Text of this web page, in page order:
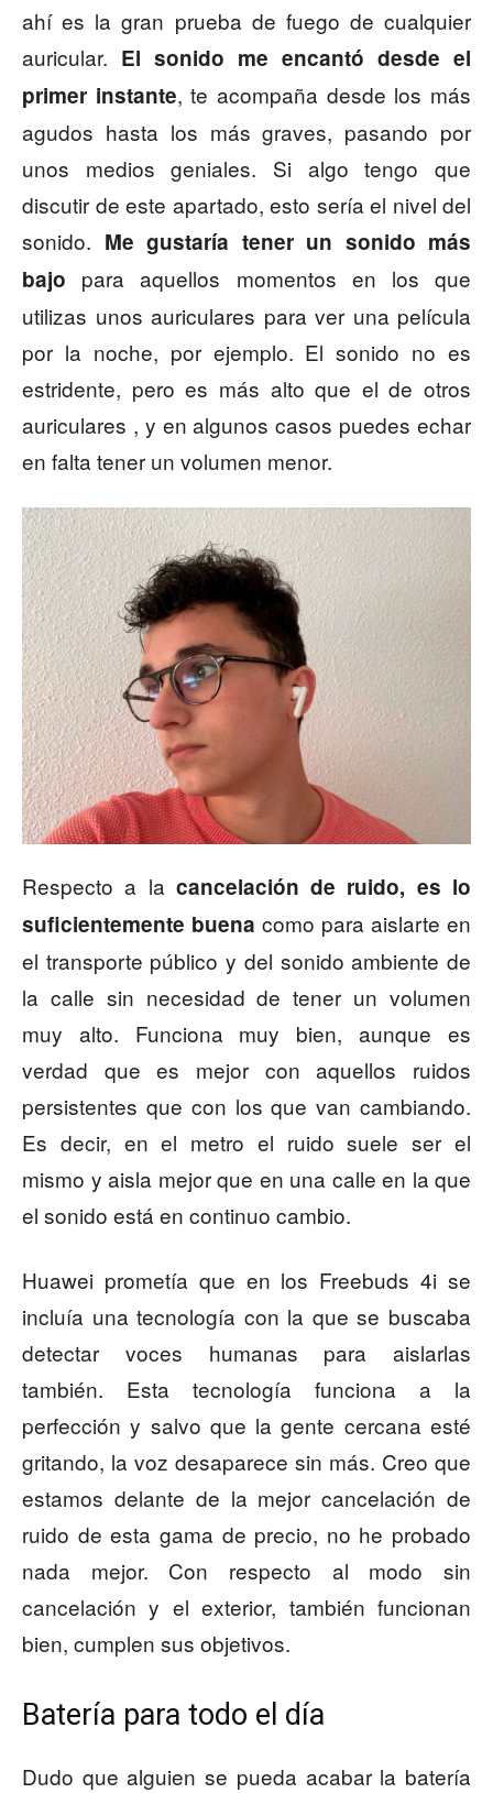
ahí es la gran prueba de fuego de cualquier
auricular. El sonido me encantó desde el
primer instante, te acompaña desde los más
agudos hasta los más graves, pasando por
unos medios geniales. Si algo tengo que
discutir de este apartado, esto sería el nivel del
sonido. Me gustaría tener un sonido más
bajo para aquellos momentos en los que
utilizas unos auriculares para ver una película
por la noche, por ejemplo. El sonido no es
estridente, pero es más alto que el de otros
auriculares , y en algunos casos puedes echar
en falta tener un volumen menor.
Respecto a la cancelación de ruido, es lo
suficientemente buena como para aislarte en
el transporte público y del sonido ambiente de
la calle sin necesidad de tener un volumen
muy alto. Funciona muy bien, aunque es
verdad que es mejor con aquellos ruidos
persistentes que con los que van cambiando.
Es decir, en el metro el ruido suele ser el
mismo y aisla mejor que en una calle en la que
el sonido está en continuo cambio.
Huawei prometía que en los Freebuds 4i se
incluía una tecnología con la que se buscaba
detectar voces humanas para aislarlas
también. Esta tecnología funciona a la
perfección y salvo que la gente cercana esté
gritando, la voz desaparece sin más. Creo que
estamos delante de la mejor cancelación de
ruido de esta gama de precio, no he probado
nada mejor. Con respecto al modo sin
cancelación y el exterior, también funcionan
bien, cumplen sus objetivos.
Batería para todo el día
Dudo que alguien se pueda acabar la batería